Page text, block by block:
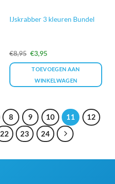
IJskrabber 3 kleuren Bundel
€8,95 Oorspronkelijke
prijs
was:
€8,95.
€3,95Huidige
is:
€3,95.
TOEVOEGEN AAN
WINKELWAGEN
8 9 10 11
12
22 23 24